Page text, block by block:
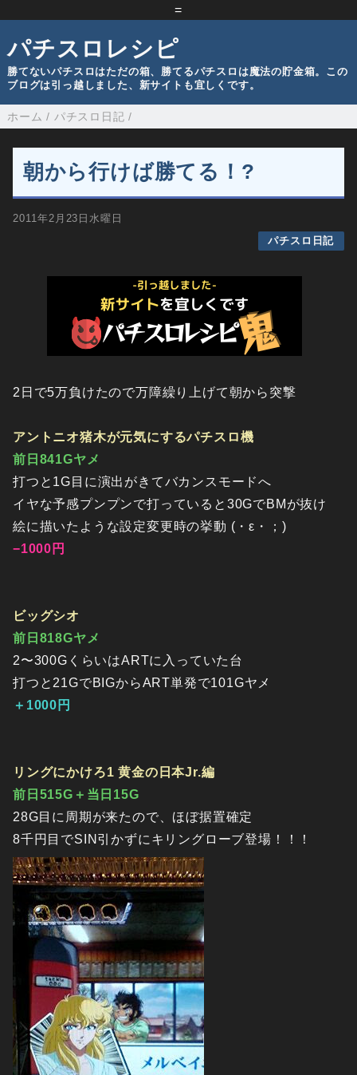
=
パチスロレシピ
勝てないパチスロはただの箱、勝てるパチスロは魔法の貯金箱。この
ブログは引っ越しました、新サイトも宜しくです。
ホーム / パチスロ日記 /
朝から行けば勝てる！?
2011年2月23日水曜日
パチスロ日記
2日で5万負けたので万障繰り上げて朝から突撃
アントニオ猪木が元気にするパチスロ機
前日841Gヤメ
打つと1G目に演出がきてバカンスモードへ
イヤな予感プンプンで打っていると30GでBMが抜け
絵に描いたような設定変更時の挙動 (・ε・；)
−1000円
ビッグシオ
前日818Gヤメ
2〜300GくらいはARTに入っていた台
打つと21GでBIGからART単発で101Gヤメ
＋1000円
リングにかけろ1 黄金の日本Jr.編
前日515G＋当日15G
28G目に周期が来たので、ほぼ据置確定
8千円目でSIN引かずにキリングローブ登場！！！